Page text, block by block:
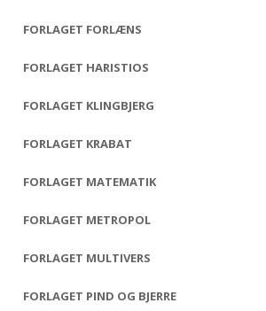
FORLAGET FORLÆNS
FORLAGET HARISTIOS
FORLAGET KLINGBJERG
FORLAGET KRABAT
FORLAGET MATEMATIK
FORLAGET METROPOL
FORLAGET MULTIVERS
FORLAGET PIND OG BJERRE